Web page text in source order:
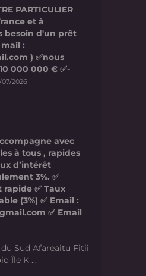
PARTICULIER
et à
besoin d'un prêt
:
) ✅nous
000 000 € ✅-
07/2026
avec
à tous , rapides
d’intérêt
3%. ✅
✅ Taux
(3%) ✅ Email :
✅ Email
Sud Afareaitu Fitii
Île K ...